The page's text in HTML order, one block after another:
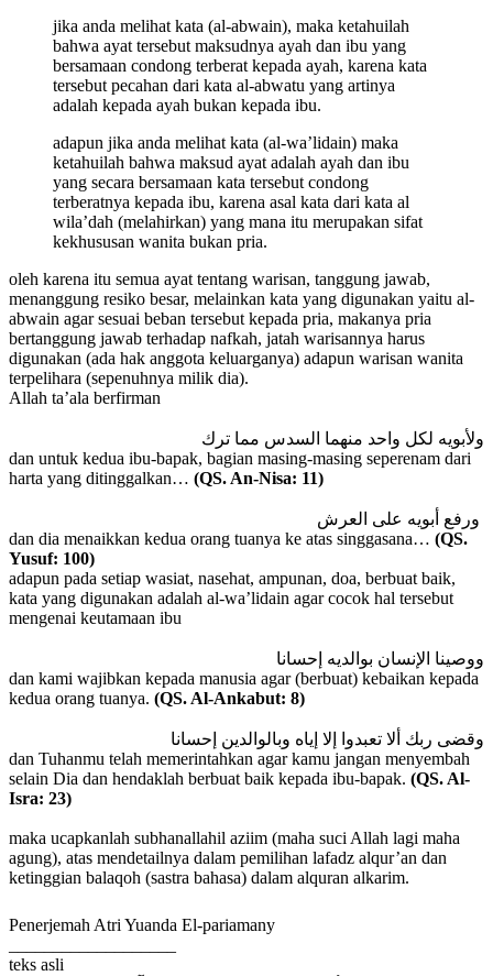
jika anda melihat kata (al-abwain), maka ketahuilah
bahwa ayat tersebut maksudnya ayah dan ibu yang
bersamaan condong terberat kepada ayah, karena kata
tersebut pecahan dari kata al-abwatu yang artinya
adalah kepada ayah bukan kepada ibu.
adapun jika anda melihat kata (al-wa’lidain) maka
ketahuilah bahwa maksud ayat adalah ayah dan ibu
yang secara bersamaan kata tersebut condong
terberatnya kepada ibu, karena asal kata dari kata al
wila’dah (melahirkan) yang mana itu merupakan sifat
kekhususan wanita bukan pria.
oleh karena itu semua ayat tentang warisan, tanggung jawab,
menanggung resiko besar, melainkan kata yang digunakan yaitu al-
abwain agar sesuai beban tersebut kepada pria, makanya pria
bertanggung jawab terhadap nafkah, jatah warisannya harus
digunakan (ada hak anggota keluarganya) adapun warisan wanita
terpelihara (sepenuhnya milik dia).
Allah ta’ala berfirman
ولأبويه لكل واحد منهما السدس مما ترك
dan untuk kedua ibu-bapak, bagian masing-masing seperenam dari
harta yang ditinggalkan… (QS. An-Nisa: 11)
ورفع أبويه على العرش
dan dia menaikkan kedua orang tuanya ke atas singgasana… (QS.
Yusuf: 100)
adapun pada setiap wasiat, nasehat, ampunan, doa, berbuat baik,
kata yang digunakan adalah al-wa’lidain agar cocok hal tersebut
mengenai keutamaan ibu
ووصينا الإنسان بوالديه إحسانا
dan kami wajibkan kepada manusia agar (berbuat) kebaikan kepada
kedua orang tuanya. (QS. Al-Ankabut: 8)
وقضى ربك ألا تعبدوا إلا إياه وبالوالدين إحسانا
dan Tuhanmu telah memerintahkan agar kamu jangan menyembah
selain Dia dan hendaklah berbuat baik kepada ibu-bapak. (QS. Al-
Isra: 23)
maka ucapkanlah subhanallahil aziim (maha suci Allah lagi maha
agung), atas mendetailnya dalam pemilihan lafadz alqur’an dan
ketinggian balaqoh (sastra bahasa) dalam alquran alkarim.
Penerjemah Atri Yuanda El-pariamany
teks asli